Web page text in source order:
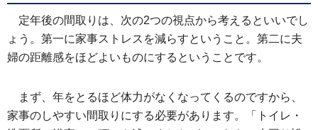
定年後の間取りは、次の2つの視点から考えるといいでし
ょう。第一に家事ストレスを減らすということ。第二に夫
婦の距離感をほどよいものにするということです。
まず、年をとるほど体力がなくなってくるのですから、
家事のしやすい間取りにする必要があります。「トイレ・